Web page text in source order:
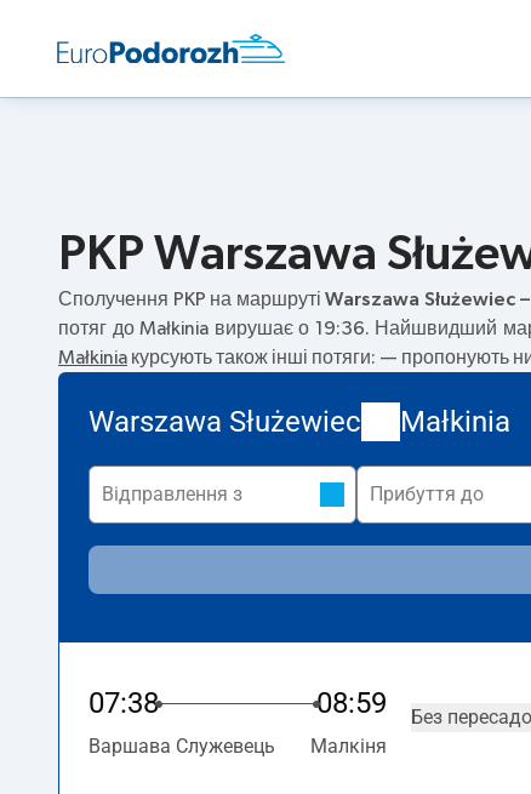
PKP Warszawa
Сполучення PKP на маршрутіWarszawa Służewiec –
потяг до Małkinia вирушає о 19:36. Найшвидший
Małkinia курсують також інші потяги: — пропонують
Warszawa Służewiec Małkinia
07:38 08:59
Варшава Служевець Малкіня
Без